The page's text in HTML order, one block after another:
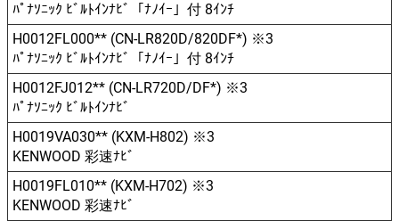
ﾊﾟﾅｿﾆｯｸ ﾋﾞﾙﾄｲﾝﾅﾋﾞ「ﾅﾉｲｰ」付 8ｲﾝﾁ
H0012FL000** (CN-LR820D/820DF*) ※3
ﾊﾟﾅｿﾆｯｸ ﾋﾞﾙﾄｲﾝﾅﾋﾞ「ﾅﾉｲｰ」付 8ｲﾝﾁ
H0012FJ012** (CN-LR720D/DF*) ※3
ﾊﾟﾅｿﾆｯｸ ﾋﾞﾙﾄｲﾝﾅﾋﾞ
H0019VA030** (KXM-H802) ※3
KENWOOD 彩速ﾅﾋﾞ
H0019FL010** (KXM-H702) ※3
KENWOOD 彩速ﾅﾋﾞ